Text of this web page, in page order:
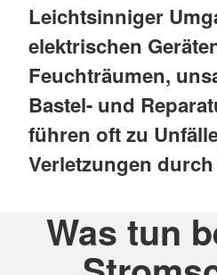
Leichtsinniger
elektrischen
Feuchträumen,
Bastel- und
führen oft zu
Verletzungen
Was tun